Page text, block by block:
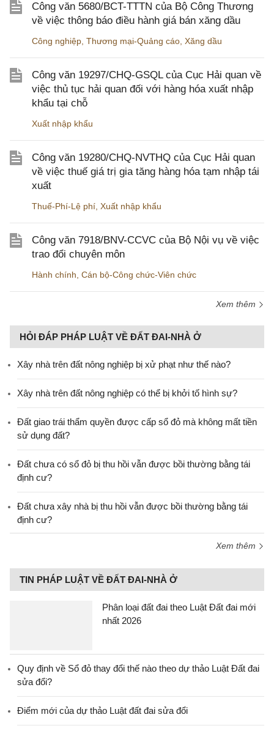
Công văn 5680/BCT-TTTN của Bộ Công Thương
về việc thông báo điều hành giá bán xăng dầu
Công nghiệp Thương mại-Quảng cáo Xăng dầu
Công văn 19297/CHQ-GSQL của Cục Hải quan về
việc thủ tục hải quan đối với hàng hóa xuất nhập
khẩu tại chỗ
Xuất nhập khẩu
Công văn 19280/CHQ-NVTHQ của Cục Hải quan
về việc thuế giá trị gia tăng hàng hóa tạm nhập tái
xuất
Thuế-Phí-Lệ phí Xuất nhập khẩu
Công văn 7918/BNV-CCVC của Bộ Nội vụ về việc
trao đổi chuyên môn
Hành chính Cán bộ-Công chức-Viên chức
Xem thêm
HỎI ĐÁP PHÁP LUẬT VỀ ĐẤT ĐAI-NHÀ Ở
Xây nhà trên đất nông nghiệp bị xử phạt như thế nào?
Xây nhà trên đất nông nghiệp có thể bị khởi tố hình sự?
Đất giao trái thẩm quyền được cấp sổ đỏ mà không mất tiền
sử dụng đất?
Đất chưa có sổ đỏ bị thu hồi vẫn được bồi thường bằng tái
định cư?
Đất chưa xây nhà bị thu hồi vẫn được bồi thường bằng tái
định cư?
Xem thêm
TIN PHÁP LUẬT VỀ ĐẤT ĐAI-NHÀ Ở
Phân loại đất đai theo Luật Đất đai mới
nhất 2026
Quy định về Sổ đỏ thay đổi thế nào theo dự thảo Luật Đất đai
sửa đổi?
Điểm mới của dự thảo Luật đất đai sửa đổi